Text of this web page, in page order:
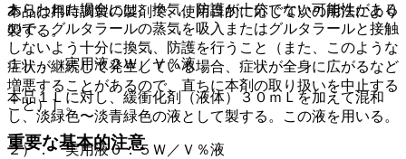
あらわれた場合には、換気、防護が十分でない可能性がある
ので、グルタラールの蒸気を吸入またはグルタラールと接触
しないよう十分に換気、防護を行うこと（また、このような
症状が継続して発生している場合、症状が全身に広がるなど
増悪することがあるので、直ちに本剤の取り扱いを中止する
こと）］。
重要な基本的注意
本品は用時調製の製剤で、使用目的に応じて次の用法により
製する。
１）． 実用液２Ｗ／Ｖ％液
本品１Ｌに対し、緩衝化剤（液体）３０ｍＬを加えて混和
し、淡緑色〜淡青緑色の液として製する。この液を用いる。
２）． 実用液０．５Ｗ／Ｖ％液